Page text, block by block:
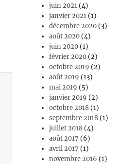
juin 2021 (4)
janvier 2021 (1)
décembre 2020 (3)
août 2020 (4)
juin 2020 (1)
février 2020 (2)
octobre 2019 (2)
août 2019 (13)
mai 2019 (5)
janvier 2019 (2)
octobre 2018 (1)
septembre 2018 (1)
juillet 2018 (4)
août 2017 (6)
avril 2017 (1)
novembre 2016 (1)